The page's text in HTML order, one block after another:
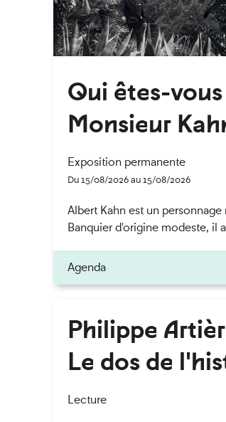
Qui êtes-vous
Monsieur
Exposition permanente
Du 15/08/2026 au 15/08/2026
Albert Kahn est un personnage
Banquier d'origine modeste, il
Agenda
Philippe
Le dos de
Lecture